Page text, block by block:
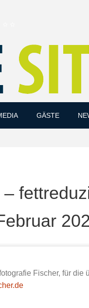
GÄSTE
Fischer, für die